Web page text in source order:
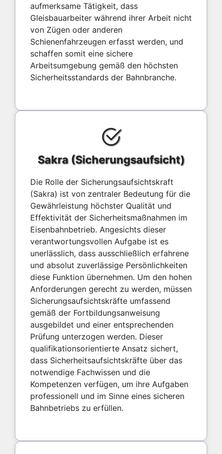
aufmerksame Tätigkeit, dass
Gleisbauarbeiter während ihrer Arbeit nicht
von Zügen oder anderen
Schienenfahrzeugen erfasst werden, und
schaffen somit eine sichere
Arbeitsumgebung gemäß den höchsten
Sicherheitsstandards der Bahnbranche.
Sakra (Sicherungsaufsicht)
Die Rolle der Sicherungsaufsichtskraft
(Sakra) ist von zentraler Bedeutung für die
Gewährleistung höchster Qualität und
Effektivität der Sicherheitsmaßnahmen im
Eisenbahnbetrieb. Angesichts dieser
verantwortungsvollen Aufgabe ist es
unerlässlich, dass ausschließlich erfahrene
und absolut zuverlässige Persönlichkeiten
diese Funktion übernehmen. Um den hohen
Anforderungen gerecht zu werden, müssen
Sicherungsaufsichtskräfte umfassend
gemäß der Fortbildungsanweisung
ausgebildet und einer entsprechenden
Prüfung unterzogen werden. Dieser
qualifikationsorientierte Ansatz sichert,
dass Sicherheitsaufsichtskräfte über das
notwendige Fachwissen und die
Kompetenzen verfügen, um ihre Aufgaben
professionell und im Sinne eines sicheren
Bahnbetriebs zu erfüllen.